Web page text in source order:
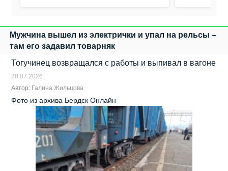
Мужчина вышел из электрички и упал на рельсы –
там его задавил товарняк
Тогучинец возвращался с работы и выпивал в вагоне
20.07.2026
Автор: Галина Жильцова
Фото из архива Бердск Онлайн